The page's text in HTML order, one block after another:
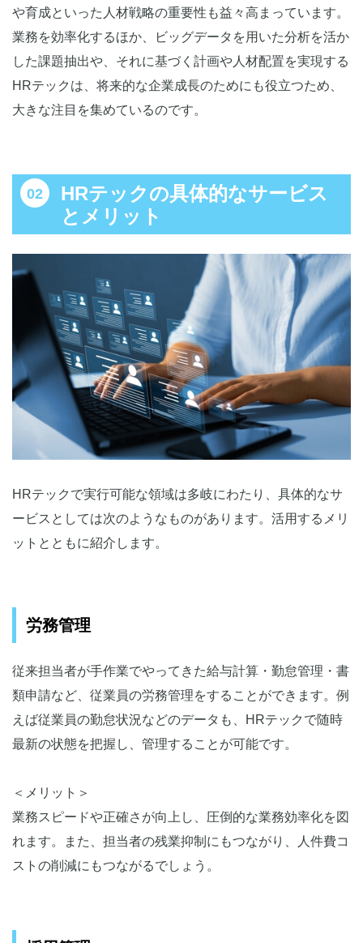
や育成といった人材戦略の重要性も益々高まっています。
業務を効率化するほか、ビッグデータを用いた分析を活か
した課題抽出や、それに基づく計画や人材配置を実現する
HRテックは、将来的な企業成長のためにも役立つため、
大きな注目を集めているのです。
HRテックの具体的なサービス
とメリット
HRテックで実行可能な領域は多岐にわたり、具体的なサ
ービスとしては次のようなものがあります。活用するメリ
ットとともに紹介します。
労務管理
従来担当者が手作業でやってきた給与計算・勤怠管理・書
類申請など、従業員の労務管理をすることができます。例
えば従業員の勤怠状況などのデータも、HRテックで随時
最新の状態を把握し、管理することが可能です。
＜メリット＞
業務スピードや正確さが向上し、圧倒的な業務効率化を図
れます。また、担当者の残業抑制にもつながり、人件費コ
ストの削減にもつながるでしょう。